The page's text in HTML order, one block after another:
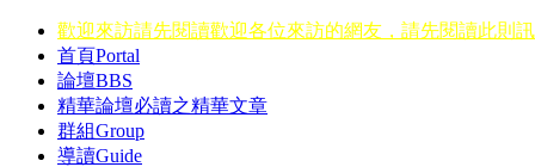
歡迎來訪請先閱讀歡迎各位來訪的網友，請先閱讀此則
首頁Portal
論壇BBS
精華論壇必讀之精華文章
群組Group
導讀Guide